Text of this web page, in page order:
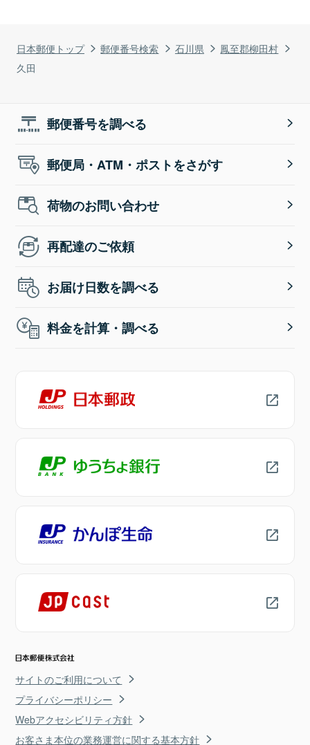
日本郵便トップ 郵便番号検索 石川県
鳳至郡柳田村
久田
郵便番号を調べる
郵便局・ATM・ポストをさがす
荷物のお問い合わせ
再配達のご依頼
お届け日数を調べる
料金を計算・調べる
サイトのご利用について
プライバシーポリシー
Webアクセシビリティ方針
お客さま本位の業務運営に関する基本方針